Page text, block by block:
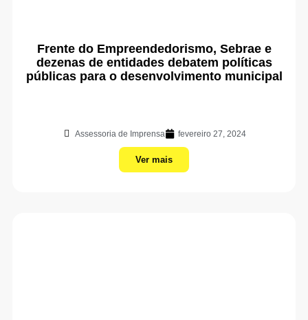
Frente do Empreendedorismo, Sebrae e
dezenas de entidades debatem políticas
públicas para o desenvolvimento municipal
Assessoria de Imprensa fevereiro 27, 2024
Ver mais